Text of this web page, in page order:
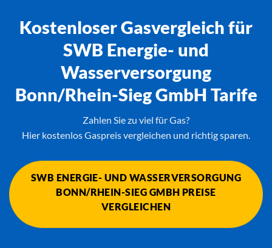
Kostenloser Gasvergleich für
SWB Energie- und
Wasserversorgung
Bonn/Rhein-Sieg GmbH Tarife
Zahlen Sie zu viel für Gas?
Hier kostenlos Gaspreis vergleichen und richtig sparen.
SWB ENERGIE- UND WASSERVERSORGUNG
BONN/RHEIN-SIEG GMBH PREISE
VERGLEICHEN